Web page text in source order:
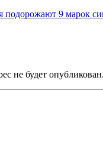
подорожают 9 марок
не будет опубликован.